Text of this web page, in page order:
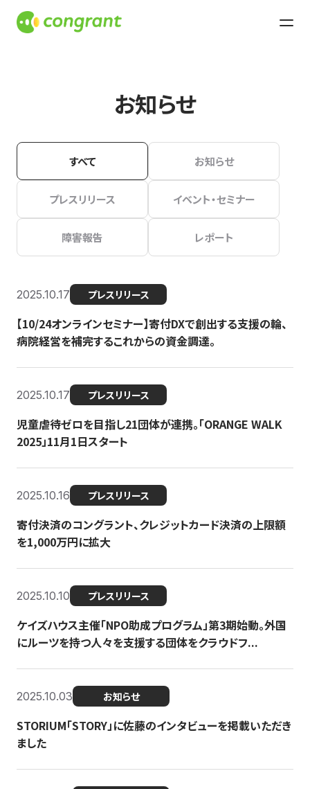
お知らせ
すべて お知らせ
プレスリリース イベント・セミナー
障害報告 レポート
2025.10.17 プレスリリース
【10/24オンラインセミナー】寄付DXで創出する支援の輪、
病院経営を補完するこれからの資金調達。
2025.10.17 プレスリリース
児童虐待ゼロを目指し21団体が連携。「ORANGE WALK
2025」11月1日スタート
2025.10.16 プレスリリース
寄付決済のコングラント、クレジットカード決済の上限額
を1,000万円に拡大
2025.10.10 プレスリリース
ケイズハウス主催「NPO助成プログラム」第3期始動。外国
にルーツを持つ人々を支援する団体をクラウドフ...
2025.10.03 お知らせ
STORIUM「STORY」に佐藤のインタビューを掲載いただき
ました